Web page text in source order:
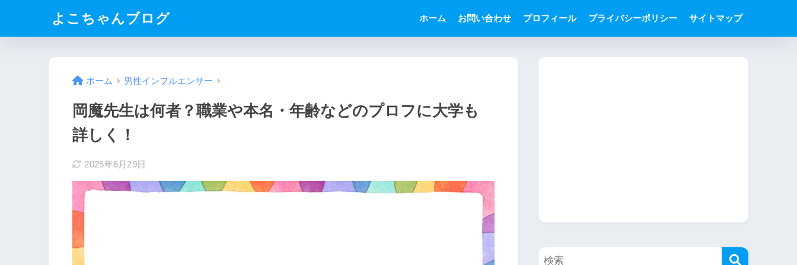
よこちゃんブログ ホーム お問い合わせ プロフィール プライバシーポリシー サイトマップ
ホーム 男性インフルエンサー
岡魔先生は何者？職業や本名・年齢などのプロフに大学も
詳しく！
2025年6月29日